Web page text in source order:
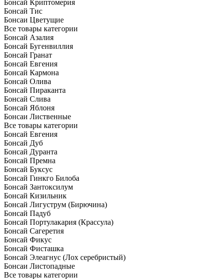
Бонсай Криптомерия
Бонсай Тис
Бонсаи Цветущие
Все товары категории
Бонсай Азалия
Бонсай Бугенвиллия
Бонсай Гранат
Бонсай Евгения
Бонсай Кармона
Бонсай Олива
Бонсай Пираканта
Бонсай Слива
Бонсай Яблоня
Бонсаи Лиственные
Все товары категории
Бонсай Евгения
Бонсай Дуб
Бонсай Дуранта
Бонсай Премна
Бонсай Буксус
Бонсай Гинкго Билоба
Бонсай Зантоксилум
Бонсай Кизильник
Бонсай Лигуструм (Бирючина)
Бонсай Падуб
Бонсай Портулакария (Крассула)
Бонсай Сагеретия
Бонсай Фикус
Бонсай Фисташка
Бонсай Элеагнус (Лох серебристый)
Бонсаи Листопадные
Все товары категории